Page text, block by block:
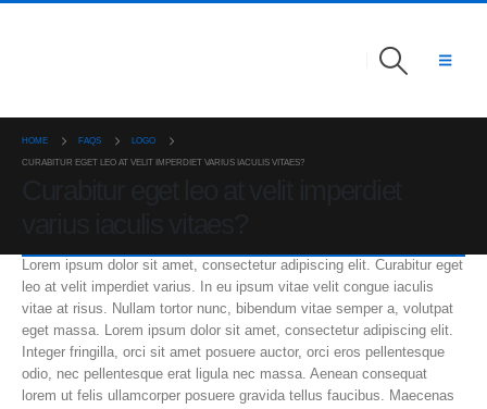
HOME FAQS LOGO
CURABITUR EGET LEO AT VELIT IMPERDIET VARIUS IACULIS VITAES?
Lorem ipsum dolor sit amet, consectetur adipiscing elit. Curabitur eget
leo at velit imperdiet varius. In eu ipsum vitae velit congue iaculis
vitae at risus. Nullam tortor nunc, bibendum vitae semper a, volutpat
eget massa. Lorem ipsum dolor sit amet, consectetur adipiscing elit.
Integer fringilla, orci sit amet posuere auctor, orci eros pellentesque
odio, nec pellentesque erat ligula nec massa. Aenean consequat
lorem ut felis ullamcorper posuere gravida tellus faucibus. Maecenas